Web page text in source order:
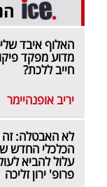
האלוף איבד
מדוע מפקד
חייב ללכת?
יריב אופנהיימר
לא האבטלה: זה
עלול להביא
פרופ' ירון זליכה